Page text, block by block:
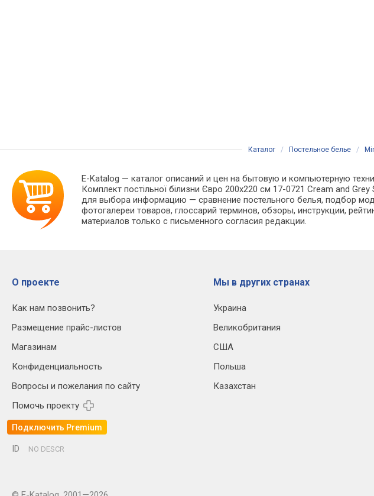
Каталог / Постельное белье /
E-Katalog — каталог описаний и цен на бытовую и компьютерную
Комплект постільної білизни Євро 200х220 см 17-0721 Cream and
для выбора информацию — сравнение постельного белья, подбор
фотогалереи товаров, глоссарий терминов, обзоры, инструкции,
материалов только с письменного согласия редакции.
О проекте
Как нам позвонить?
Размещение прайс-листов
Магазинам
Конфиденциальность
Вопросы и пожелания по сайту
Помочь проекту
Подключить Premium
Мы в других странах
Украина
Великобритания
США
Польша
Казахстан
ID NO DESCR